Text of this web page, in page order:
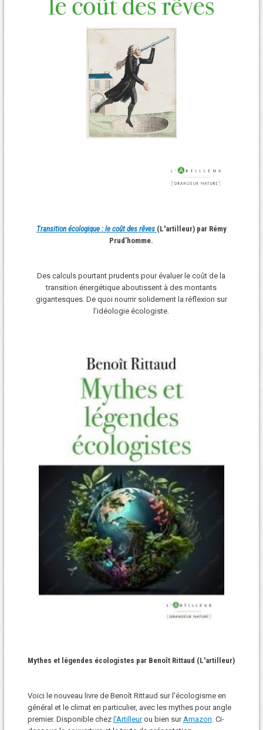
Transition écologique : le coût des rêves (L'artilleur) par Rémy
Prud’homme.
Des calculs pourtant prudents pour évaluer le coût de la
transition énergétique aboutissent à des montants
gigantesques. De quoi nourrir solidement la réflexion sur
l’idéologie écologiste.
Mythes et légendes écologistes par Benoît Rittaud (L'artilleur)
Voici le nouveau livre de Benoît Rittaud sur l’écologisme en
général et le climat en particulier, avec les mythes pour angle
premier. Disponible chez l’Artilleurou bien surAmazon. Ci-